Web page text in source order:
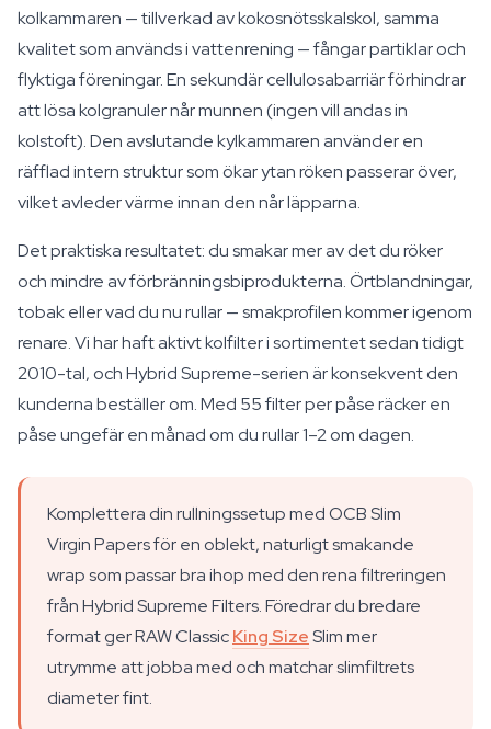
kolkammaren — tillverkad av kokosnötsskalskol, samma
kvalitet som används i vattenrening — fångar partiklar och
flyktiga föreningar. En sekundär cellulosabarriär förhindrar
att lösa kolgranuler når munnen (ingen vill andas in
kolstoft). Den avslutande kylkammaren använder en
räfflad intern struktur som ökar ytan röken passerar över,
vilket avleder värme innan den når läpparna.
Det praktiska resultatet: du smakar mer av det du röker
och mindre av förbränningsbiprodukterna. Örtblandningar,
tobak eller vad du nu rullar — smakprofilen kommer igenom
renare. Vi har haft aktivt kolfilter i sortimentet sedan tidigt
2010-tal, och Hybrid Supreme-serien är konsekvent den
kunderna beställer om. Med 55 filter per påse räcker en
påse ungefär en månad om du rullar 1–2 om dagen.
Komplettera din rullningssetup med OCB Slim
Virgin Papers för en oblekt, naturligt smakande
wrap som passar bra ihop med den rena filtreringen
från Hybrid Supreme Filters. Föredrar du bredare
format ger RAW ClassicKing SizeSlim mer
utrymme att jobba med och matchar slimfiltrets
diameter fint.